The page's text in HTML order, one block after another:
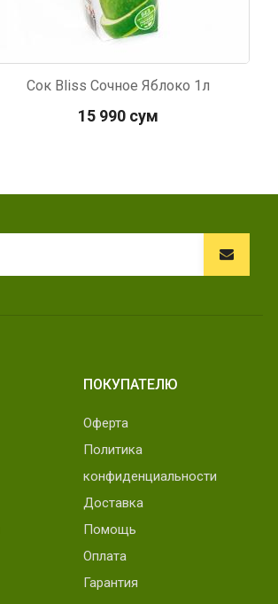
Сок Bliss Сочное Яблоко 1л
15 990 сум
ПОКУПАТЕЛЮ
Оферта
Политика
конфиденциальности
Доставка
Помощь
Оплата
Гарантия